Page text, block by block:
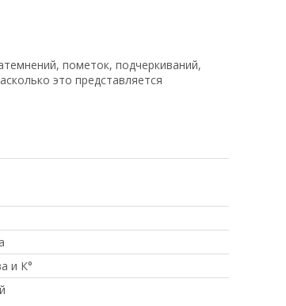
пометок, подчеркиваний,
это представляется
и К°